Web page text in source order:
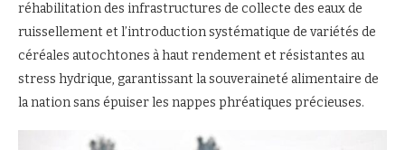
réhabilitation des infrastructures de collecte des eaux de
ruissellement et l’introduction systématique de variétés de
céréales autochtones à haut rendement et résistantes au
stress hydrique, garantissant la souveraineté alimentaire de
la nation sans épuiser les nappes phréatiques précieuses.